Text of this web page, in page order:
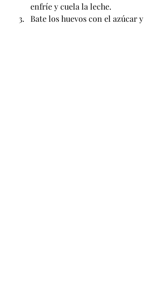
enfríe y cuela la leche.
Bate los huevos con el azúcar y